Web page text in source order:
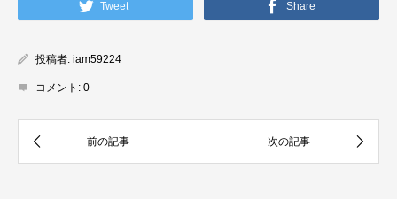
Tweet Share
投稿者: iam59224
コメント: 0